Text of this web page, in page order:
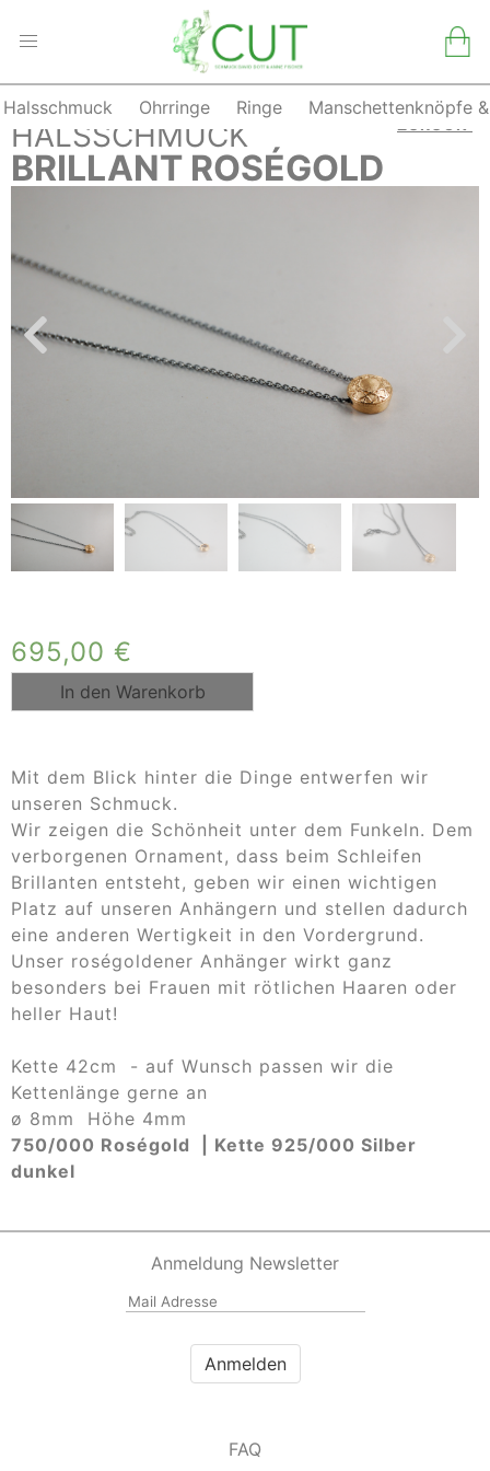
to
content
Halsschmuck Ohrringe Ringe Manschettenknöpfe &
HALSSCHMUCK
BRILLANT ROSÉGOLD
695,00 €
ZURÜCK
In den Warenkorb
Mit dem Blick hinter die Dinge entwerfen wir
unseren Schmuck.
Wir zeigen die Schönheit unter dem Funkeln. Dem
verborgenen Ornament, dass beim Schleifen
Brillanten entsteht, geben wir einen wichtigen
Platz auf unseren Anhängern und stellen dadurch
eine anderen Wertigkeit in den Vordergrund.
Unser roségoldener Anhänger wirkt ganz
besonders bei Frauen mit rötlichen Haaren oder
heller Haut!
Kette 42cm - auf Wunsch passen wir die
Kettenlänge gerne an
ø 8mm Höhe 4mm
750/000 Roségold | Kette 925/000 Silber
dunkel
Anmeldung Newsletter
FAQ